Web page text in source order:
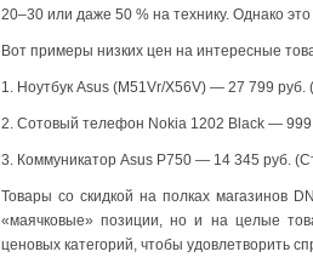
20–30 или даже 50 % на технику. Однако
Вот примеры низких цен на интересные
1. Ноутбук Asus (M51Vr/X56V) — 27 799
2. Сотовый телефон Nokia 1202 Black —
3. Коммуникатор Asus P750 — 14 345 руб.
Товары со скидкой на полках магазинов
«маячковые» позиции, но и на целые
ценовых категорий, чтобы удовлетворить